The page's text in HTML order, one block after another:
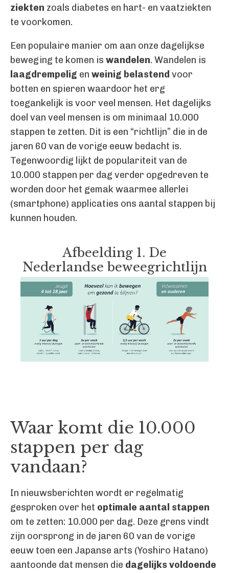
ziekten zoals diabetes en hart- en vaatziekten
te voorkomen.
Een populaire manier om aan onze dagelijkse
beweging te komen is wandelen. Wandelen is
laagdrempelig en weinig belastend voor
botten en spieren waardoor het erg
toegankelijk is voor veel mensen. Het dagelijks
doel van veel mensen is om minimaal 10.000
stappen te zetten. Dit is een “richtlijn” die in de
jaren 60 van de vorige eeuw bedacht is.
Tegenwoordig lijkt de populariteit van de
10.000 stappen per dag verder opgedreven te
worden door het gemak waarmee allerlei
(smartphone) applicaties ons aantal stappen bij
kunnen houden.
Afbeelding 1. De
Nederlandse beweegrichtlijn
Waar komt die 10.000
stappen per dag
vandaan?
In nieuwsberichten wordt er regelmatig
gesproken over het optimale aantal stappen
om te zetten: 10.000 per dag. Deze grens vindt
zijn oorsprong in de jaren 60 van de vorige
eeuw toen een Japanse arts (Yoshiro Hatano)
aantoonde dat mensen die dagelijks voldoende